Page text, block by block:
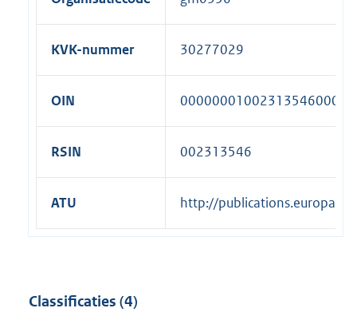
KVK-nummer 30277029
OIN 00000001002313546000
RSIN 002313546
ATU http://
Classificaties (4)